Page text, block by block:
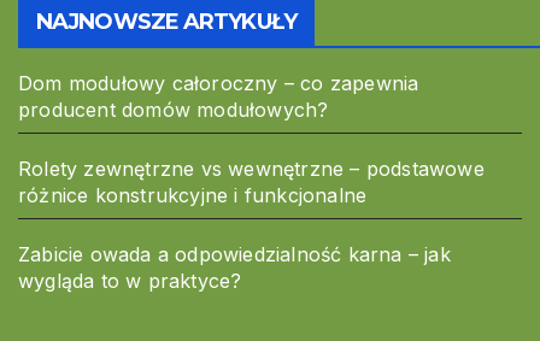
NAJNOWSZE ARTYKUŁY
Dom modułowy całoroczny – co zapewnia
producent domów modułowych?
Rolety zewnętrzne vs wewnętrzne – podstawowe
różnice konstrukcyjne i funkcjonalne
Zabicie owada a odpowiedzialność karna – jak
wygląda to w praktyce?